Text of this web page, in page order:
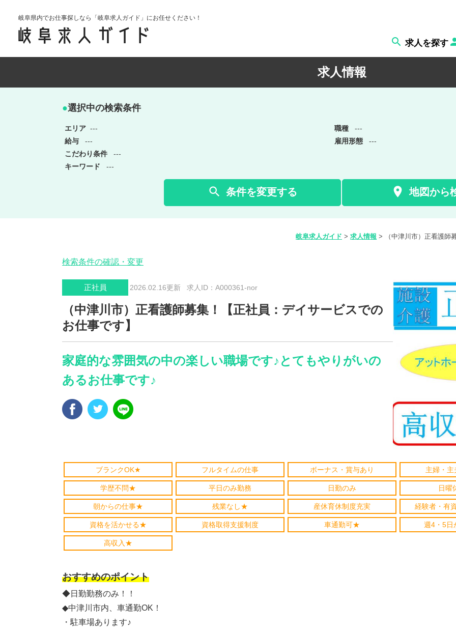
岐阜県内でお仕事探しなら「岐阜求人ガイド」にお任せください！
 求人を探す
求人情報
●選択中の検索条件
エリア --- 職種
---
給与
--- 雇用形態
---
こだわり条件
---
キーワード
---
 条件を変更する  地図から
岐阜求人ガイド > 求人情報 > （中津川市）正看護
検索条件の確認・変更
正社員 2026.02.16更新 求人ID：A000361-nor
（中津川市）正看護師募集！【正社員：デイサービスでの
お仕事です】
家庭的な雰囲気の中の楽しい職場です♪とてもやりがいの
あるお仕事です♪
ブランクOK★ フルタイムの仕事 ボーナス・賞与あり 主婦・
学歴不問★ 平日のみ勤務 日勤のみ 日曜
朝からの仕事★ 残業なし★ 産休育休制度充実 経験者・有
資格を活かせる★ 資格取得支援制度 車通勤可★ 週4・5
高収入★
おすすめのポイント
◆日勤勤務のみ！！
◆中津川市内、車通勤OK！
・駐車場あります♪